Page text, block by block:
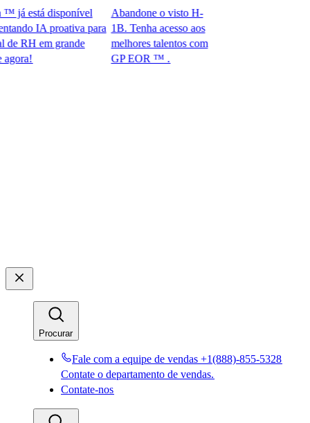
está disponível
IA proativa para
em grande
Abandone o visto H-
1B. Tenha acesso aos
melhores talentos com
GP EOR ™ .​​
Procurar​​
Fale com a equipe de vendas +1(888)-855-5328​​
Contate o departamento de vendas.​​
Contate-nos​​